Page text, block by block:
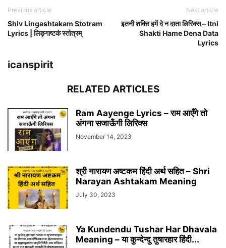
Previous article
Shiv Lingashtakam Stotram
Lyrics | लिङ्गाष्टकं स्तोत्रम्
Next article
इतनी शक्ति हमें दे न दाता लिरिक्स – Itni
Shakti Hame Dena Data
Lyrics
icanspirit
RELATED ARTICLES
Ram Aayenge Lyrics – राम आएँगे तो
अंगना सजाऊँगी लिरिक्स
November 14, 2023
श्री नारायण अष्टकम हिंदी अर्थ सहित – Shri
Narayan Ashtakam Meaning
July 30, 2023
Ya Kundendu Tushar Har Dhavala
Meaning – या कुन्देन्दु तुषारहार हिंदी...